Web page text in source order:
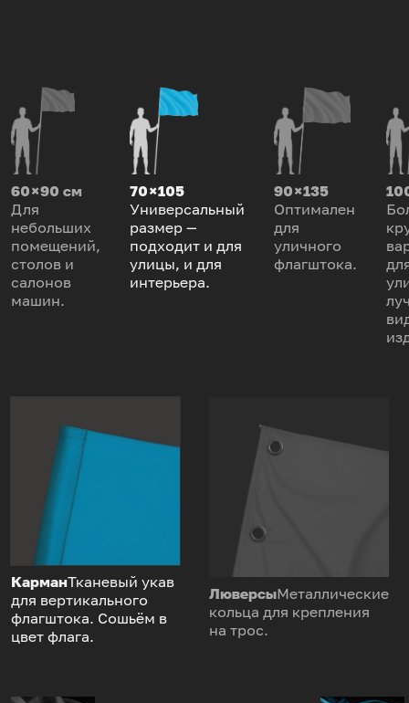
60 × 90 см
Для
небольших
помещений,
столов и
салонов
машин.
70 × 105
Универсальный
размер —
подходит и для
улицы, и для
интерьера.
90 × 135
Оптимален
для
уличного
флагштока.
КарманТканевый укав
для вертикального
флагштока. Сошьём в
цвет флага.
ЛюверсыМеталлические
кольца для крепления
на трос.